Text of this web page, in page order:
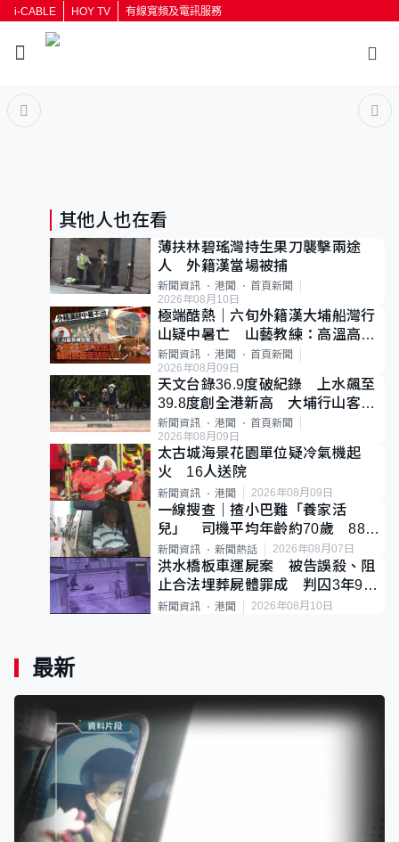
i-CABLE HOY TV 有線寬頻及電訊服務
其他人也在看
薄扶林碧瑤灣持生果刀襲擊兩途
人 外籍漢當場被捕
新聞資訊 港聞
首頁新聞
2026年08月10日
極端酷熱｜六旬外籍漢大埔船灣行
山疑中暑亡 山藝教練：高溫高濕
度不宜遠足
新聞資訊 港聞
首頁新聞
2026年08月09日
天文台錄36.9度破紀錄 上水飆至
39.8度創全港新高 大埔行山客中
暑不治
新聞資訊 港聞
首頁新聞
2026年08月09日
太古城海景花園單位疑冷氣機起
火 16人送院
新聞資訊 港聞 2026年08月09日
一線搜查｜揸小巴難「養家活
兒」 司機平均年齡約70歲 88歲
黃伯：希望一直揸落去
新聞資訊 新聞熱話 2026年08月07日
洪水橋板車運屍案 被告誤殺、阻
止合法埋葬屍體罪成 判囚3年9個
月
新聞資訊 港聞 2026年08月10日
最新